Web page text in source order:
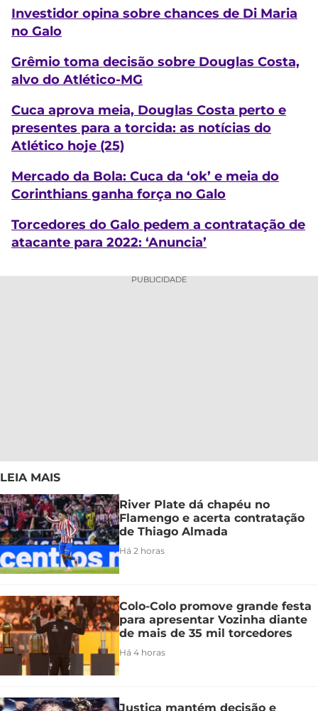
Investidor opina sobre chances de Di Maria
no Galo
Grêmio toma decisão sobre Douglas Costa,
alvo do Atlético-MG
Cuca aprova meia, Douglas Costa perto e
presentes para a torcida: as notícias do
Atlético hoje (25)
Mercado da Bola: Cuca da ‘ok’ e meia do
Corinthians ganha força no Galo
Torcedores do Galo pedem a contratação de
atacante para 2022: ‘Anuncia’
PUBLICIDADE
LEIA MAIS
River Plate dá chapéu no
Flamengo e acerta contratação
de Thiago Almada
Há 2 horas
Colo-Colo promove grande festa
para apresentar Vozinha diante
de mais de 35 mil torcedores
Há 4 horas
Justiça mantém decisão e